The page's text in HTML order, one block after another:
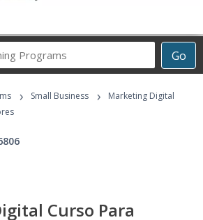
Go
Career
Programs
› Small Business ›
Marketing Digital
Curso Para